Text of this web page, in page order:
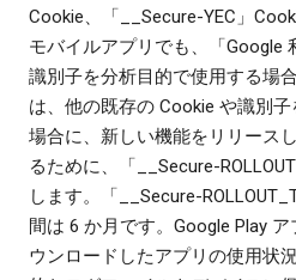
Cookie、「__Secure-YEC」
モバイルアプリでも、「Google
識別子を分析目的で使用する場
は、他の既存の Cookie や識別
場合に、新しい機能をリリース
るために、「__Secure-
します。「__Secure-
間は 6 か月です。Google Play
ウンロードしたアプリの使用状